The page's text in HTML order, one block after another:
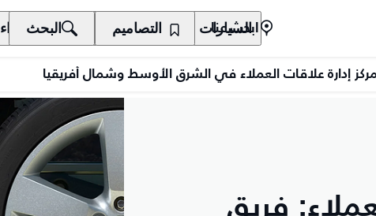
السيارات المالكون الاكتشاف الشراء ابحث عنا التصاميم البحث
إدارة علاقات العملاء في الشرق الأوسط وشمال أفريقيا
فريق